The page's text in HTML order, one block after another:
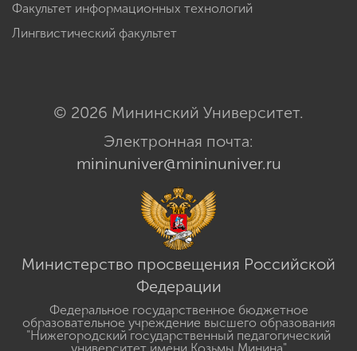
Факультет информационных технологий
Лингвистический факультет
© 2026 Мининский Университет.
Электронная почта:
mininuniver@mininuniver.ru
Министерство просвещения Российской
Федерации
Федеральное государственное бюджетное
образовательное учреждение высшего образования
"Нижегородский государственный педагогический